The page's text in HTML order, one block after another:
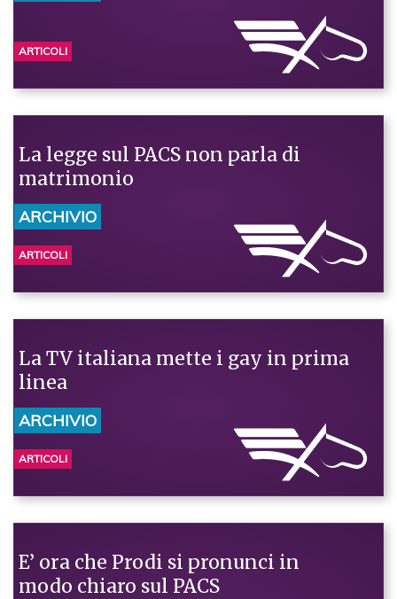
ARTICOLI
La legge sul PACS non parla di
matrimonio
ARCHIVIO
ARTICOLI
La TV italiana mette i gay in prima
linea
ARCHIVIO
ARTICOLI
E’ ora che Prodi si pronunci in
modo chiaro sul PACS